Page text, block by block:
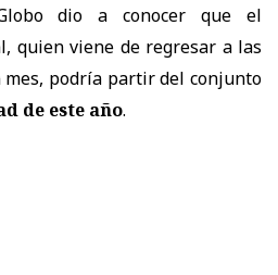
dio a conocer que el
quien viene de regresar a las
mes, podría partir del conjunto
de este año.